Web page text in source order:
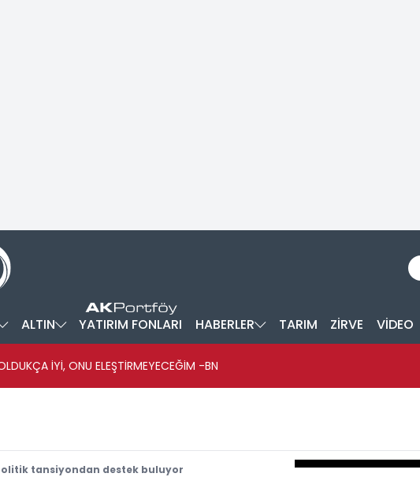
ALTIN YATIRIM FONLARI HABERLER TARIM ZİRVE VİDEO
İYİ, ONU ELEŞTİRMEYECEĞİM -BN
tansiyondan destek buluyor